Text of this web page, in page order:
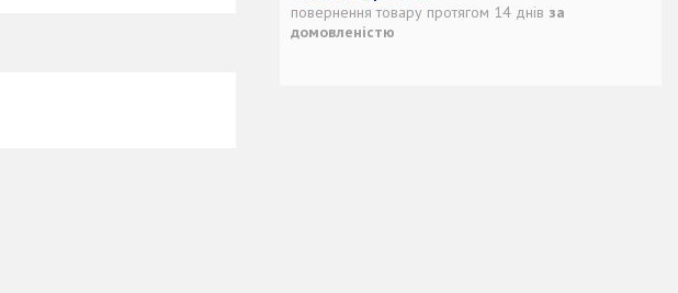
повернення товару протягом 14 днів за
домовленістю